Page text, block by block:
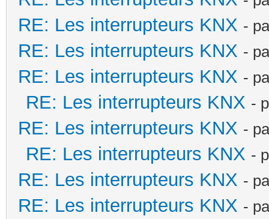
RE: Les interrupteurs KNX -
RE: Les interrupteurs KNX -
RE: Les interrupteurs KNX -
RE: Les interrupteurs KNX -
RE: Les interrupteurs KNX -
RE: Les interrupteurs KNX -
RE: Les interrupteurs KNX -
RE: Les interrupteurs KNX -